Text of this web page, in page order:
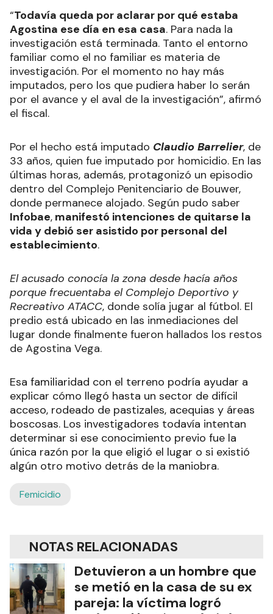
“Todavía queda por aclarar por qué estaba
Agostina ese día en esa casa. Para nada la
investigación está terminada. Tanto el entorno
familiar como el no familiar es materia de
investigación. Por el momento no hay más
imputados, pero los que pudiera haber lo serán
por el avance y el aval de la investigación”, afirmó
el fiscal.
Por el hecho está imputado Claudio Barrelier, de
33 años, quien fue imputado por homicidio. En las
últimas horas, además, protagonizó un episodio
dentro del Complejo Penitenciario de Bouwer,
donde permanece alojado. Según pudo saber
Infobae, manifestó intenciones de quitarse la
vida y debió ser asistido por personal del
establecimiento.
El acusado conocía la zona desde hacía años
porque frecuentaba el Complejo Deportivo y
Recreativo ATACC, donde solía jugar al fútbol. El
predio está ubicado en las inmediaciones del
lugar donde finalmente fueron hallados los restos
de Agostina Vega.
Esa familiaridad con el terreno podría ayudar a
explicar cómo llegó hasta un sector de difícil
acceso, rodeado de pastizales, acequias y áreas
boscosas. Los investigadores todavía intentan
determinar si ese conocimiento previo fue la
única razón por la que eligió el lugar o si existió
algún otro motivo detrás de la maniobra.
Femicidio
NOTAS RELACIONADAS
Detuvieron a un hombre que
se metió en la casa de su ex
pareja: la víctima logró